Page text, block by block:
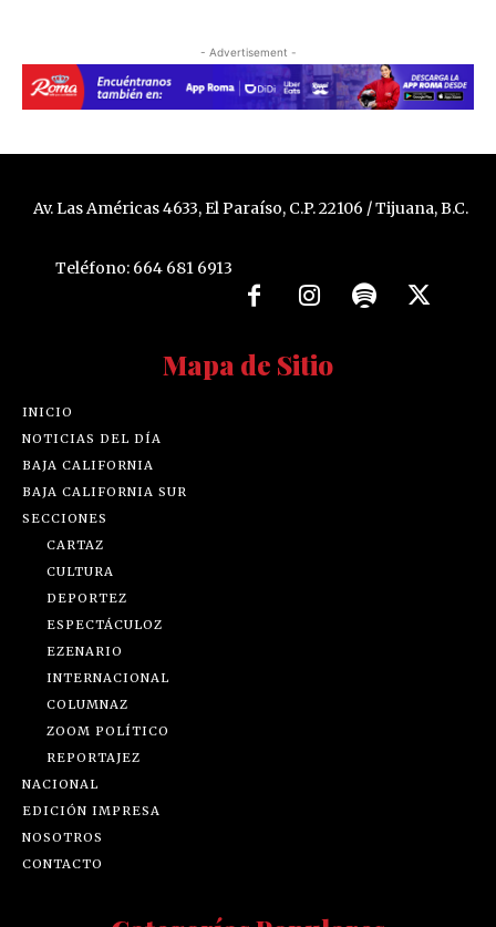
- Advertisement -
Av. Las Américas 4633, El Paraíso, C.P. 22106 / Tijuana, B.C.
Teléfono: 664 681 6913
Mapa de Sitio
INICIO
NOTICIAS DEL DÍA
BAJA CALIFORNIA
BAJA CALIFORNIA SUR
SECCIONES
CARTAZ
CULTURA
DEPORTEZ
ESPECTÁCULOZ
EZENARIO
INTERNACIONAL
COLUMNAZ
ZOOM POLÍTICO
REPORTAJEZ
NACIONAL
EDICIÓN IMPRESA
NOSOTROS
CONTACTO